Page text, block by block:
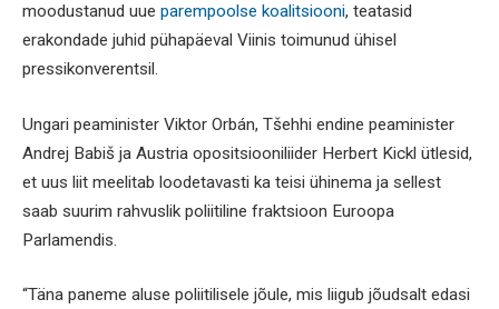
moodustanud uue parempoolse koalitsiooni, teatasid
erakondade juhid pühapäeval Viinis toimunud ühisel
pressikonverentsil.
Ungari peaminister Viktor Orbán, Tšehhi endine peaminister
Andrej Babiš ja Austria opositsiooniliider Herbert Kickl ütlesid,
et uus liit meelitab loodetavasti ka teisi ühinema ja sellest
saab suurim rahvuslik poliitiline fraktsioon Euroopa
Parlamendis.
“Täna paneme aluse poliitilisele jõule, mis liigub jõudsalt edasi